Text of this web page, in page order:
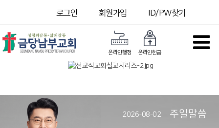
로그인 회원가입 ID/PW찾기
온라인행정 온라인헌금
2026-08-02주일말씀